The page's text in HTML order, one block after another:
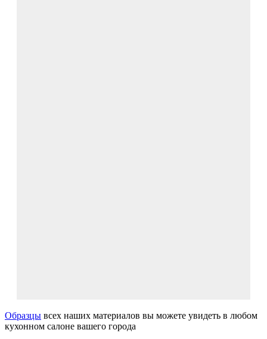
Образцы всех наших материалов вы можете увидеть в любом
кухонном салоне вашего города